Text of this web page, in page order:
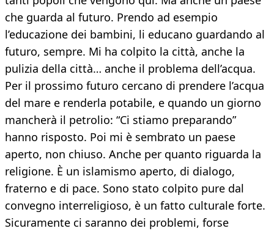
che guarda al futuro. Prendo ad esempio
l’educazione dei bambini, li educano guardando al
futuro, sempre. Mi ha colpito la città, anche la
pulizia della città… anche il problema dell’acqua.
Per il prossimo futuro cercano di prendere l’acqua
del mare e renderla potabile, e quando un giorno
mancherà il petrolio: “Ci stiamo preparando”
hanno risposto. Poi mi è sembrato un paese
aperto, non chiuso. Anche per quanto riguarda la
religione. È un islamismo aperto, di dialogo,
fraterno e di pace. Sono stato colpito pure dal
convegno interreligioso, è un fatto culturale forte.
Sicuramente ci saranno dei problemi, forse